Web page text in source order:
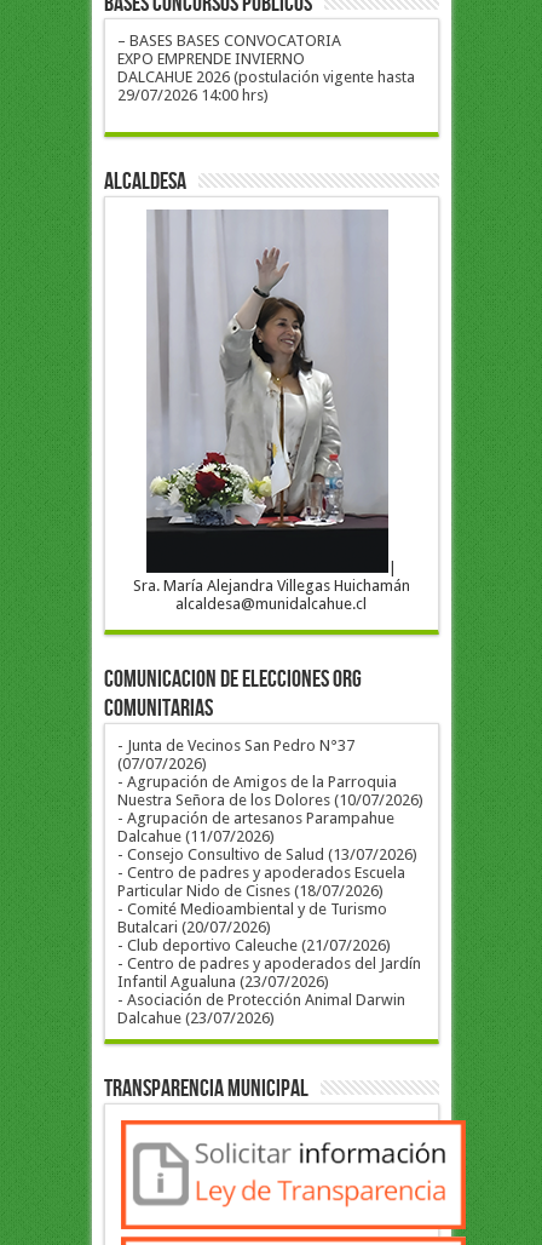
– BASES BASES CONVOCATORIA
EXPO EMPRENDE INVIERNO
DALCAHUE 2026 (postulación vigente hasta
29/07/2026 14:00 hrs)
ALCALDESA
|
Sra. María Alejandra Villegas Huichamán
alcaldesa@munidalcahue.cl
COMUNICACION DE ELECCIONES ORG
COMUNITARIAS
- Junta de Vecinos San Pedro N°37
(07/07/2026)
- Agrupación de Amigos de la Parroquia
Nuestra Señora de los Dolores (10/07/2026)
- Agrupación de artesanos Parampahue
Dalcahue (11/07/2026)
- Consejo Consultivo de Salud (13/07/2026)
- Centro de padres y apoderados Escuela
Particular Nido de Cisnes (18/07/2026)
- Comité Medioambiental y de Turismo
Butalcari (20/07/2026)
- Club deportivo Caleuche (21/07/2026)
- Centro de padres y apoderados del Jardín
Infantil Agualuna (23/07/2026)
- Asociación de Protección Animal Darwin
Dalcahue (23/07/2026)
Transparencia Municipal